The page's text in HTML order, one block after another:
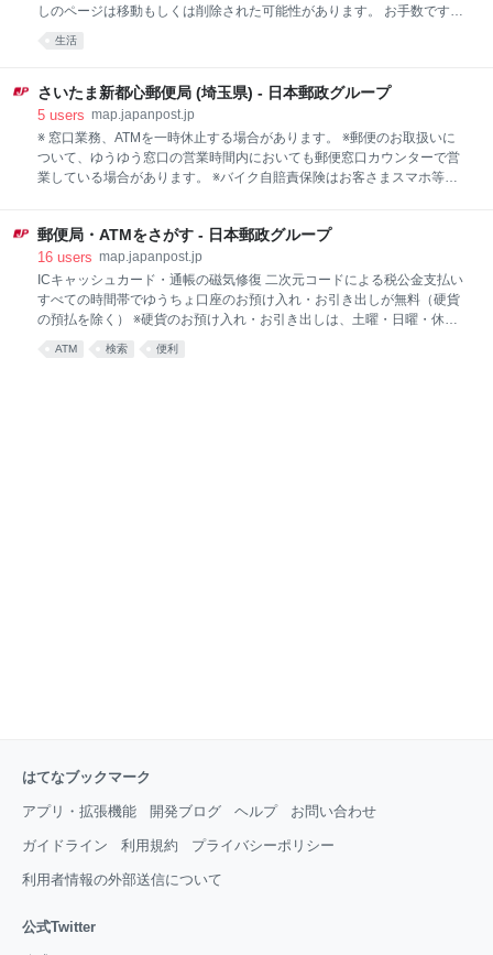
しのページは移動もしくは削除された可能性があります。 お手数です
が、郵便局・ATM検索トップページから再度のご利用をお願いいたしま
生活
さいたま新都心郵便局 (埼玉県) - 日本郵政グループ
5 users map.japanpost.jp
※ 窓口業務、ATMを一時休止する場合があります。 ※郵便のお取扱いに
ついて、ゆうゆう窓口の営業時間内においても郵便窓口カウンターで営
業している場合があります。 ※バイク自賠責保険はお客さまスマホ等か
らのホームページをご覧ください！！ （https://www.jp-
comm.jp/showshop.php?CD=036300） ○ATMでは、いつでも手数料無
料で、ゆうちょ口座のお預け入れ・お引き出しをご利用いただけます。
※硬貨を伴うお預け入れ・お引き出しは、別途、ATM硬貨預払料金がか
かります。
郵便局・ATMをさがす - 日本郵政グループ
16 users map.japanpost.jp
ICキャッシュカード・通帳の磁気修復 二次元コードによる税公金支払い
すべての時間帯でゆうちょ口座のお預け入れ・お引き出しが無料（硬貨
の預払を除く） ※硬貨のお預け入れ・お引き出しは、土曜・日曜・休日
はご利用いただけません。
ATM 検索 便利
はてなブックマーク
アプリ・拡張機能 開発ブログ ヘルプ お問い合わせ
ガイドライン 利用規約 プライバシーポリシー
利用者情報の外部送信について
公式Twitter